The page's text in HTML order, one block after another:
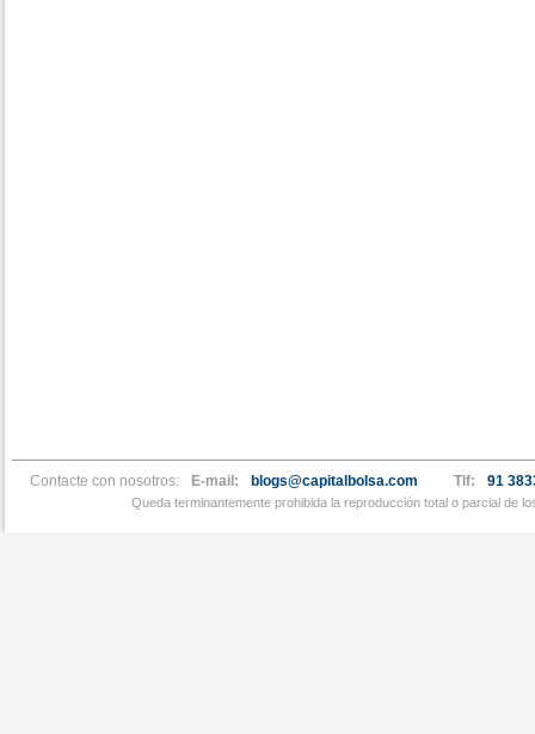
Contacte con nosotros: E-mail: blogs@capitalbolsa.com Tlf: 91
Queda terminantemente prohibida la reproducción total o parcial de